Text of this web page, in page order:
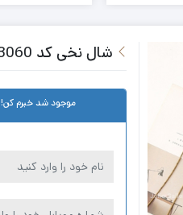
شال نخی کد 13060
موجود شد خبرم کن!